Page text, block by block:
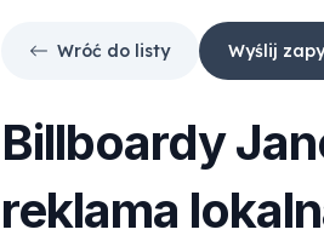
Wróć do listy Wyślij
Billboardy
reklama